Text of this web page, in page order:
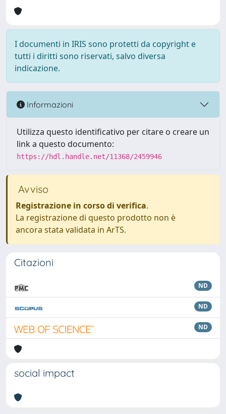
I documenti in IRIS sono protetti da copyright e
tutti i diritti sono riservati, salvo diversa
indicazione.
Informazioni
Utilizza questo identificativo per citare o creare un
link a questo documento:
https://hdl.handle.net/11368/2459946
Avviso
Registrazione in corso di verifica.
La registrazione di questo prodotto non è
ancora stata validata in ArTS.
Citazioni
ND
ND
ND
social impact